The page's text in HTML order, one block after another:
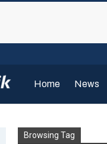
Home News
Browsing Tag